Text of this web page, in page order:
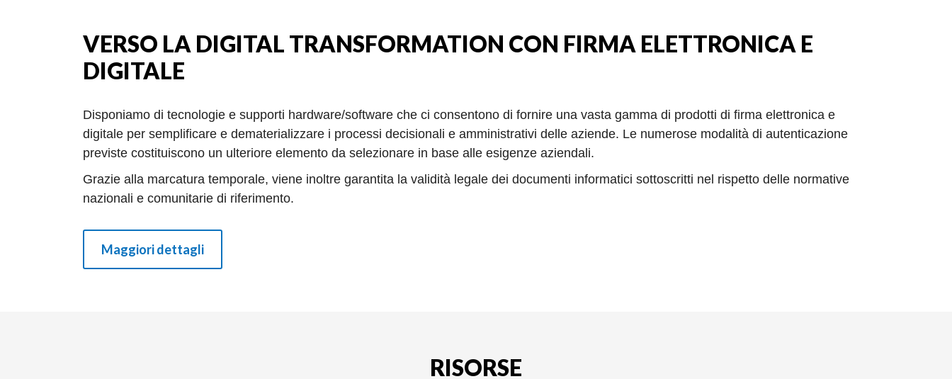
VERSO LA DIGITAL TRANSFORMATION CON FIRMA ELETTRONICA E
DIGITALE
Disponiamo di tecnologie e supporti hardware/software che ci consentono di fornire una vasta gamma di prodotti di firma elettronica e
digitale per semplificare e dematerializzare i processi decisionali e amministrativi delle aziende. Le numerose modalità di autenticazione
previste costituiscono un ulteriore elemento da selezionare in base alle esigenze aziendali.
Grazie alla marcatura temporale, viene inoltre garantita la validità legale dei documenti informatici sottoscritti nel rispetto delle normative
nazionali e comunitarie di riferimento.
Maggiori dettagli
RISORSE